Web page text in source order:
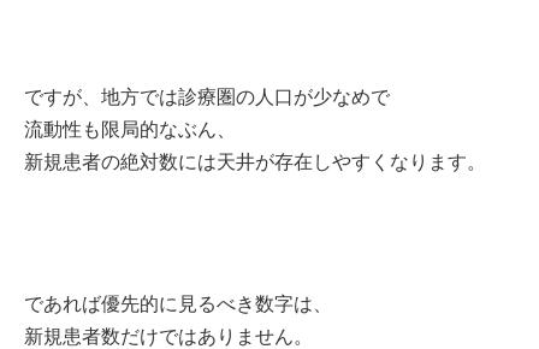
ですが、地方では診療圏の人口が少なめで
流動性も限局的なぶん、
新規患者の絶対数には天井が存在しやすくなります。
であれば優先的に見るべき数字は、
新規患者数だけではありません。